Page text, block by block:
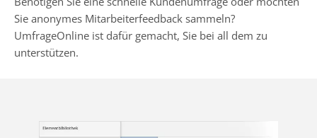
Sie anonymes Mitarbeiterfeedback sammeln?
UmfrageOnline ist dafür gemacht, Sie bei all dem zu
unterstützen.